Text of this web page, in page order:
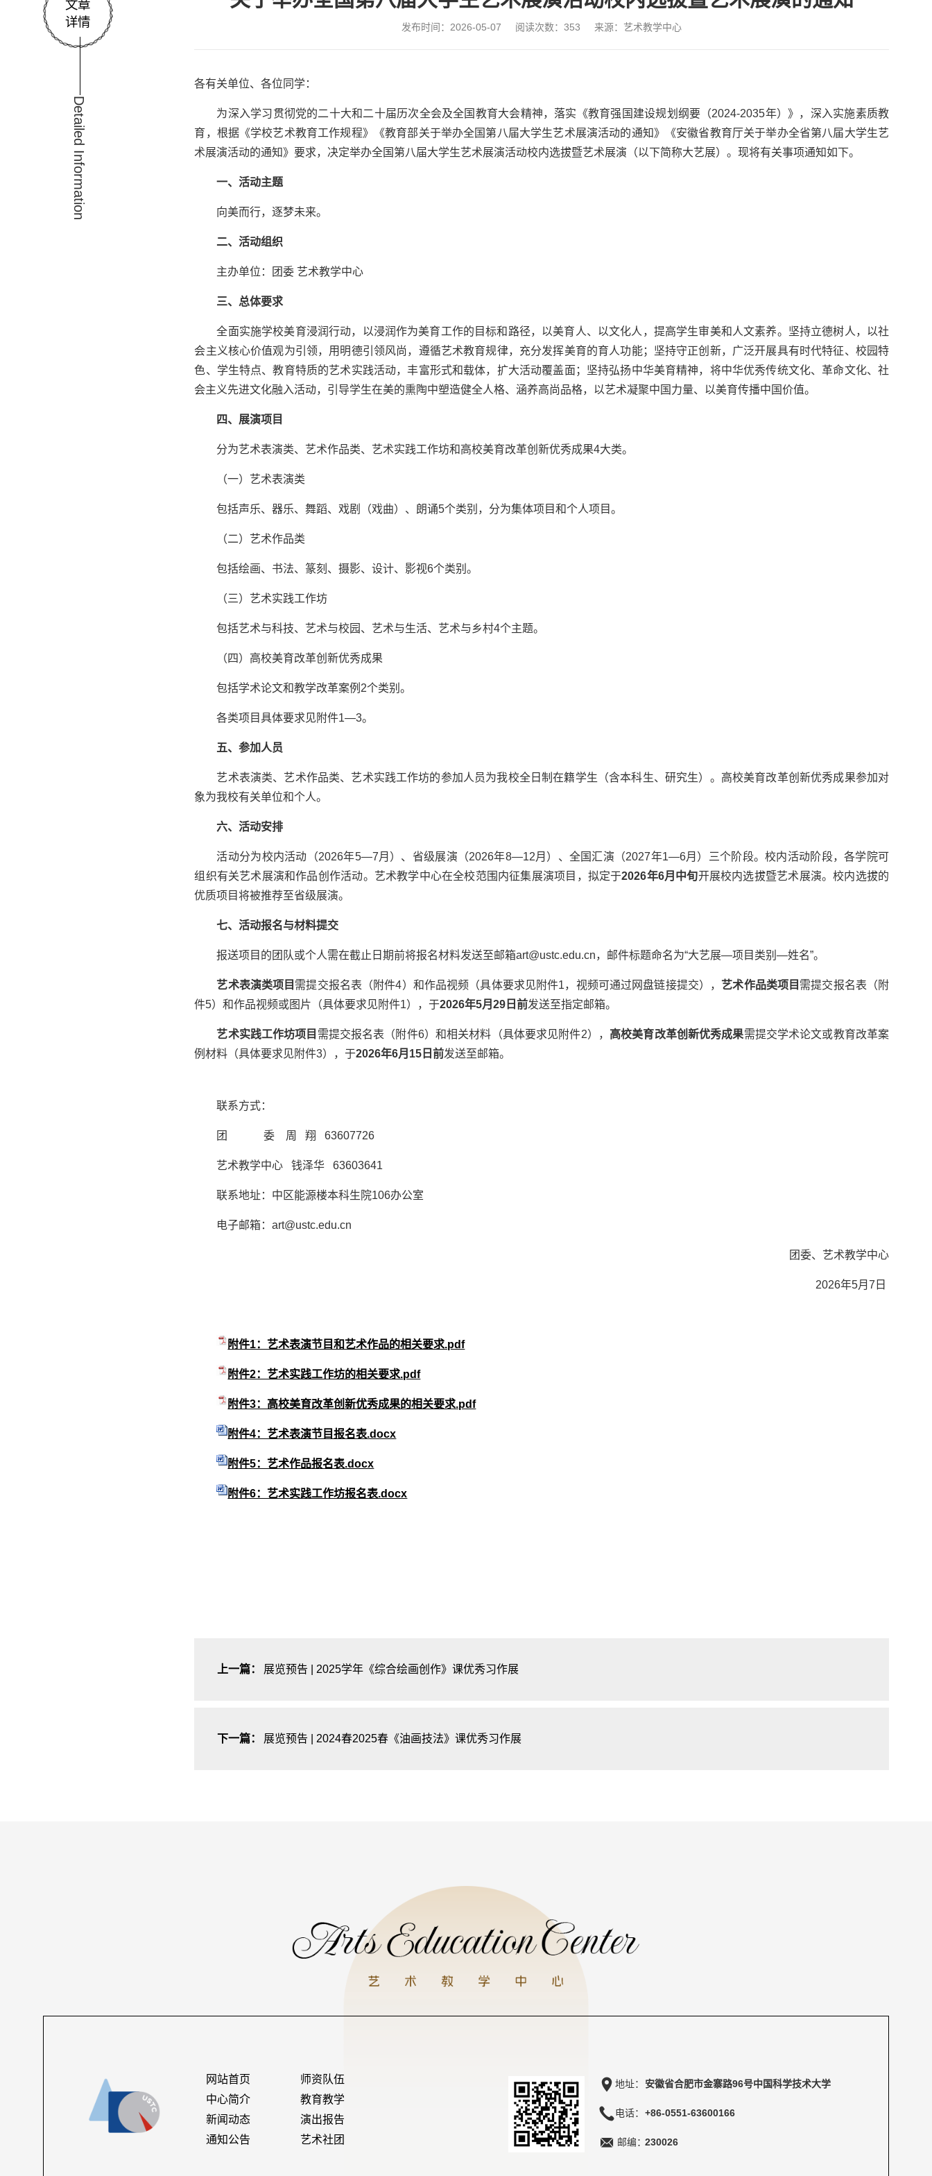
文章
详情
Detailed Information
发布时间：2026-05-07 阅读次数：353 来源：艺术教学中心
各有关单位、各位同学：
为深入学习贯彻党的二十大和二十届历次全会及全国教育大会精神，落实《教育强国建设规划纲要（2024-2035年）》，深入实施素质教
育，根据《学校艺术教育工作规程》《教育部关于举办全国第八届大学生艺术展演活动的通知》《安徽省教育厅关于举办全省第八届大学生艺
术展演活动的通知》要求，决定举办全国第八届大学生艺术展演活动校内选拔暨艺术展演（以下简称大艺展）。现将有关事项通知如下。
一、活动主题
向美而行，逐梦未来。
二、活动组织
主办单位：团委 艺术教学中心
三、总体要求
全面实施学校美育浸润行动，以浸润作为美育工作的目标和路径，以美育人、以文化人，提高学生审美和人文素养。坚持立德树人，以社
会主义核心价值观为引领，用明德引领风尚，遵循艺术教育规律，充分发挥美育的育人功能；坚持守正创新，广泛开展具有时代特征、校园特
色、学生特点、教育特质的艺术实践活动，丰富形式和载体，扩大活动覆盖面；坚持弘扬中华美育精神，将中华优秀传统文化、革命文化、社
会主义先进文化融入活动，引导学生在美的熏陶中塑造健全人格、涵养高尚品格，以艺术凝聚中国力量、以美育传播中国价值。
四、展演项目
分为艺术表演类、艺术作品类、艺术实践工作坊和高校美育改革创新优秀成果4大类。
（一）艺术表演类
包括声乐、器乐、舞蹈、戏剧（戏曲）、朗诵5个类别，分为集体项目和个人项目。
（二）艺术作品类
包括绘画、书法、篆刻、摄影、设计、影视6个类别。
（三）艺术实践工作坊
包括艺术与科技、艺术与校园、艺术与生活、艺术与乡村4个主题。
（四）高校美育改革创新优秀成果
包括学术论文和教学改革案例 2个类别。
各类项目具体要求见附件1—3。
五、参加人员
艺术表演类、艺术作品类、艺术实践工作坊的参加人员为我校全日制在籍学生（含本科生、研究生）。高校美育改革创新优秀成果参加对
象为我校有关单位和个人。
六、活动安排
活动分为校内活动（2026年5—7月）、省级展演（2026年8—12月）、全国汇演（2027年1—6月）三个阶段。校内活动阶段，各学院可
组织有关艺术展演和作品创作活动。艺术教学中心在全校范围内征集展演项目，拟定于2026年6月中旬开展校内选拔暨艺术展演。校内选拔的
优质项目将被推荐至省级展演。
七、活动报名与材料提交
报送项目的团队或个人需在截止日期前将报名材料发送至邮箱art@ustc.edu.cn，邮件标题命名为“大艺展—项目类别—姓名”。
艺术表演类项目 需提交报名表（附件4）和作品视频（具体要求见附件1，视频可通过网盘链接提交）， 艺术作品类项目 需提交报名表（附
件5）和作品视频或图片（具体要求见附件1），于2026年5月29 日前发送至指定邮箱。
艺术实践工作坊项目 需提交报名表（附件6）和相关材料（具体要求见附件2）， 高校美育改革创新优秀成果需提交学术论文或教育改革案
例材料（具体要求见附件3），于2026年6月 15 日前发送至邮箱。
联系方式：
团 委 周 翔63607726
艺术教学中心 钱泽华63603641
联系地址：中区能源楼本科生院106办公室
电子邮箱：art@ustc.edu.cn
团委、艺术教学中心
2026年5月 7 日
附件1：艺术表演节目和艺术作品的相关要求.pdf
附件2：艺术实践工作坊的相关要求.pdf
附件3：高校美育改革创新优秀成果的相关要求.pdf
附件4：艺术表演节目报名表.docx
附件5：艺术作品报名表.docx
附件6：艺术实践工作坊报名表.docx
上一篇： 展览预告 | 2025学年《综合绘画创作》课优秀习作展
下一篇： 展览预告 | 2024春2025春《油画技法》课优秀习作展
网站首页
中心简介
新闻动态
通知公告
师资队伍
教育教学
演出报告
艺术社团
地址： 安徽省合肥市金寨路96号中国科学技术大学
电话： +86-0551-63600166
邮编：230026